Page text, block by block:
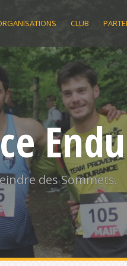
CLUB
des Sommets.